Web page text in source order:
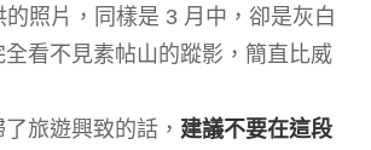
的照片，同樣是 3 月中，卻是灰白
看不見素帖山的蹤影，簡直比威
旅遊興致的話， 建議不要在這段